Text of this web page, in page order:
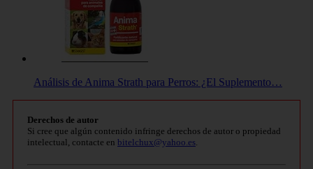
Análisis de Anima Strath para Perros: ¿El Suplemento…
Derechos de autor
Si cree que algún contenido infringe derechos de autor o propiedad
intelectual, contacte en bitelchux@yahoo.es.